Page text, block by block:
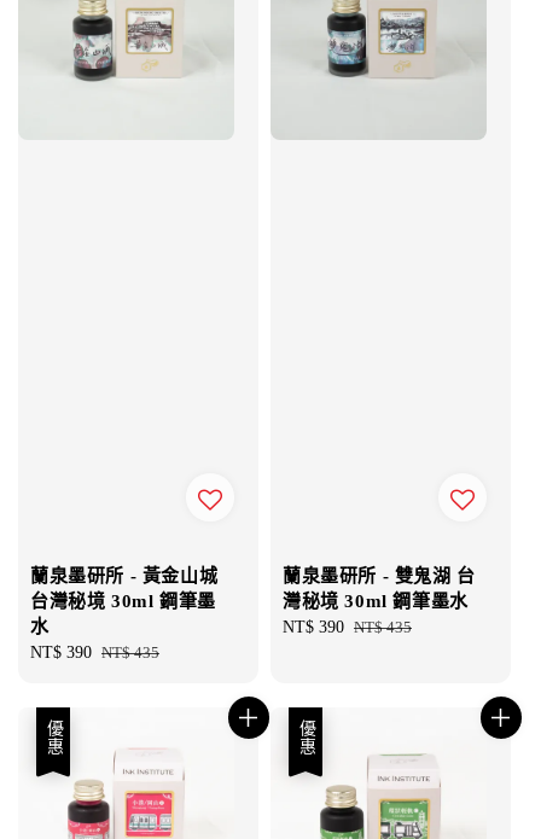
蘭泉墨研所 - 黃金山城
台灣秘境 30ml 鋼筆墨
水
Sale
NT$ 390 Regular
NT$ 435
蘭泉墨研所 - 雙鬼湖 台
灣秘境 30ml 鋼筆墨水
Sale
NT$ 390 Regular
NT$ 435
優惠 優惠